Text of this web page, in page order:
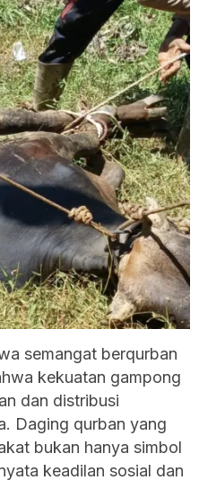
semangat berqurban
kekuatan gampong
dan distribusi
Daging qurban yang
bukan hanya simbol
keadilan sosial dan